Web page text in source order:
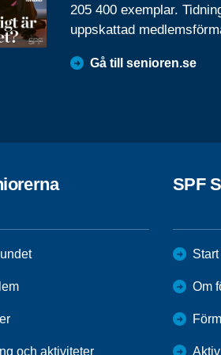
205 400 exemplar.
uppskattad
Gå till senioren.se
och aktiviteter
SPF
Start
Om